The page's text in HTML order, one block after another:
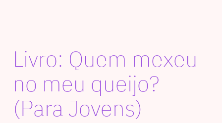
Livro: Quem mexeu
no meu queijo?
(Para Jovens)